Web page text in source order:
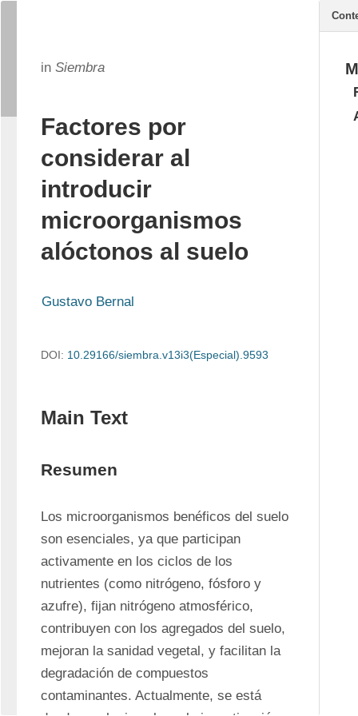
in Siembra
Factores por
considerar al
introducir
microorganismos
alóctonos al suelo
Gustavo Bernal
DOI: 10.29166/siembra.v13i3(Especial).9593
Main Text
Resumen
Los microorganismos benéficos del suelo
son esenciales, ya que participan
activamente en los ciclos de los
nutrientes (como nitrógeno, fósforo y
azufre), fijan nitrógeno atmosférico,
contribuyen con los agregados del suelo,
mejoran la sanidad vegetal, y facilitan la
degradación de compuestos
contaminantes. Actualmente, se está